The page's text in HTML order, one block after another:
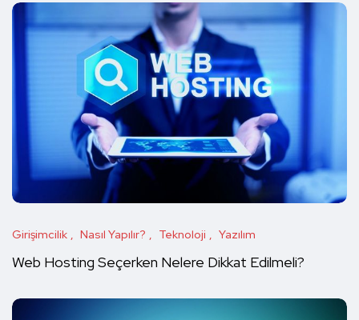
Girişimcilik Nasıl Yapılır? Teknoloji Yazılım
Web Hosting Seçerken Nelere Dikkat Edilmeli?